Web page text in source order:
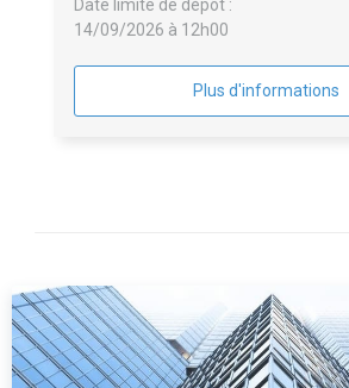
Date limite de dépôt :
14/09/2026 à 12h00
Plus d'informations